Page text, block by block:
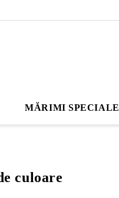
MĂRIMI SPECIALE
culoare